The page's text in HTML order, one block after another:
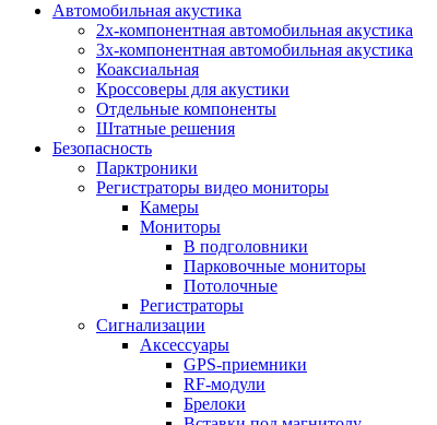
Автомобильная акустика
2х-компонентная автомобильная акустика
3х-компонентная автомобильная акустика
Коаксиальная
Кроссоверы для акустики
Отдельные компоненты
Штатные решения
Безопасность
Парктроники
Регистраторы видео мониторы
Камеры
Мониторы
В подголовники
Парковочные мониторы
Потолочные
Регистраторы
Сигнализации
Аксессуары
GPS-приемники
RF-модули
Брелоки